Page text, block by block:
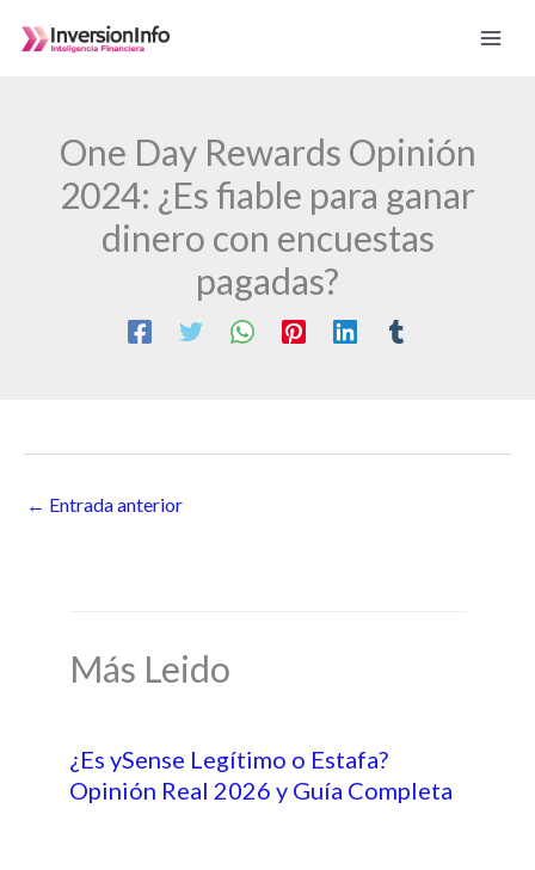
One Day Rewards Opinión
2024: ¿Es fiable para ganar
dinero con encuestas
pagadas?
← Entrada anterior
Más Leido
¿Es ySense Legítimo o Estafa?
Opinión Real 2026 y Guía Completa